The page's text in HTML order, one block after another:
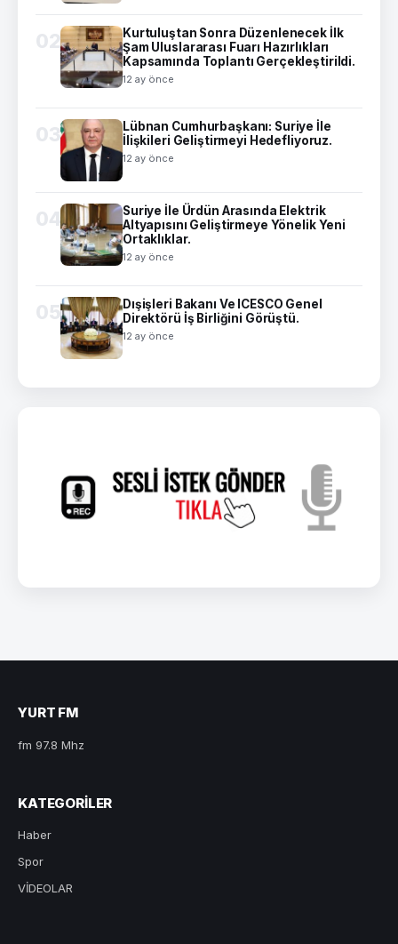
02
Kurtuluştan Sonra Düzenlenecek İlk
Şam Uluslararası Fuarı Hazırlıkları
Kapsamında Toplantı Gerçekleştirildi.
12 ay önce
03
Lübnan Cumhurbaşkanı: Suriye İle
İlişkileri Geliştirmeyi Hedefliyoruz.
12 ay önce
04
Suriye İle Ürdün Arasında Elektrik
Altyapısını Geliştirmeye Yönelik Yeni
Ortaklıklar.
12 ay önce
05
Dışişleri Bakanı Ve ICESCO Genel
Direktörü İş Birliğini Görüştü.
12 ay önce
YURT FM
fm 97.8 Mhz
KATEGORILER
Haber
Spor
VİDEOLAR